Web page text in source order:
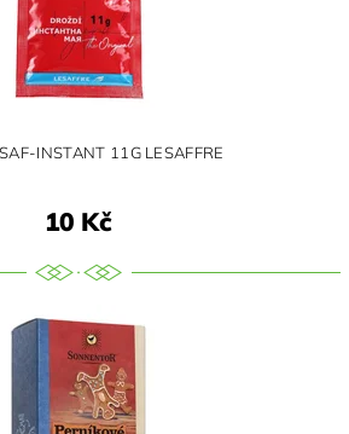
INSTANT 11G LESAFFRE
10 Kč